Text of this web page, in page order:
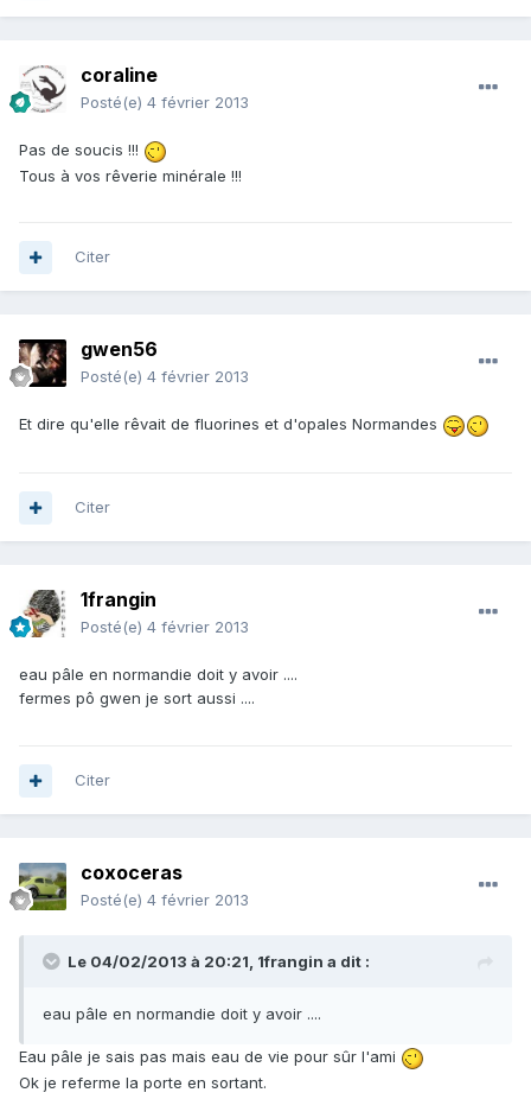
coraline
Posté(e) 4 février 2013
Pas de soucis !!!
Tous à vos rêverie minérale !!!
Citer
gwen56
Posté(e) 4 février 2013
Et dire qu'elle rêvait de fluorines et d'opales Normandes
Citer
1frangin
Posté(e) 4 février 2013
eau pâle en normandie doit y avoir ....
fermes pô gwen je sort aussi ....
Citer
coxoceras
Posté(e) 4 février 2013
Le 04/02/2013 à 20:21, 1frangin a dit :
eau pâle en normandie doit y avoir ....
Eau pâle je sais pas mais eau de vie pour sûr l'ami
Ok je referme la porte en sortant.